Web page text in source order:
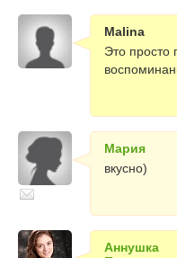
Malina
Это просто
Мария
вкусно)
Аннушка